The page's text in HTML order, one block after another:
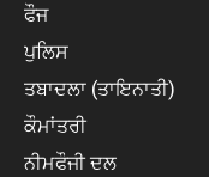
ਫੌਜ
ਪੁਲਿਸ
ਤਬਾਦਲਾ (ਤਾਇਨਾਤੀ)
ਕੌਮਾਂਤਰੀ
ਨੀਮਫੌਜੀ ਦਲ